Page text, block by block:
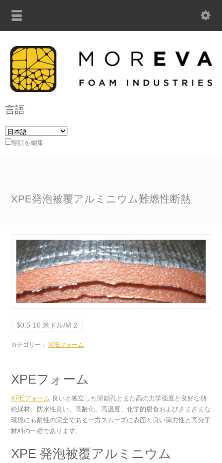
言語
翻訳を編集
XPE発泡被覆アルミニウム難燃性断熱
$0.5-10 米ドル/M 2
カテゴリー： XPEフォーム
XPEフォーム
XPEフォーム 良いと独立した閉鎖孔とまた高の力学強度と良好な熱
絶縁材、防水性良い、高齢化、高温度、化学的腐食およびさまざまな
環境にも耐性の完全である一方スムーズに表面と良い弾力性と高分子
材料の一種であります。
XPE 発泡被覆アルミニウム